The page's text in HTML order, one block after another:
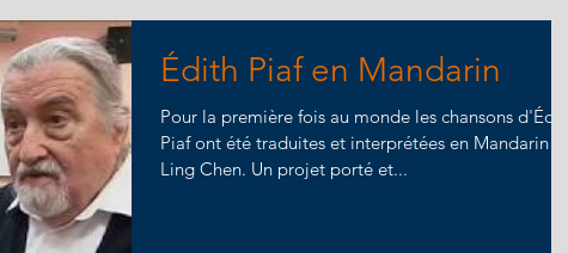
Édith Piaf en Mandarin
Pour la première fois au monde les chansons
Piaf ont été traduites et interprétées en Mandarin
Ling Chen. Un projet porté et...